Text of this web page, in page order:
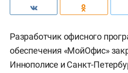
Разработчик офисного
обеспечения «МойОфис»
Иннополисе и Санкт-